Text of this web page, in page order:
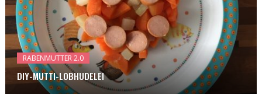
RABENMUTTER 2.0
DIY-MUTTI-LOBHUDELEI